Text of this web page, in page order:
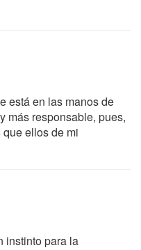
está en las manos de
más responsable, pues,
ellos de mi
instinto para la